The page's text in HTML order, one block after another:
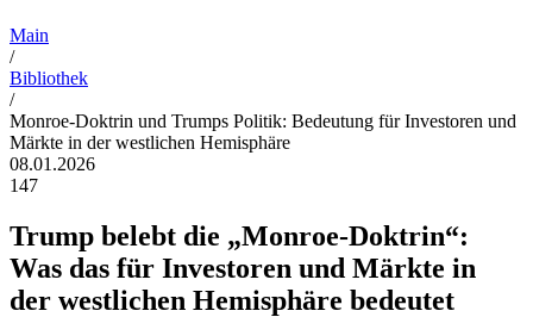
Main
/
Bibliothek
/
Monroe-Doktrin und Trumps Politik: Bedeutung für Investoren und
Märkte in der westlichen Hemisphäre
08.01.2026
147
Trump belebt die „Monroe-Doktrin“:
Was das für Investoren und Märkte in
der westlichen Hemisphäre bedeutet